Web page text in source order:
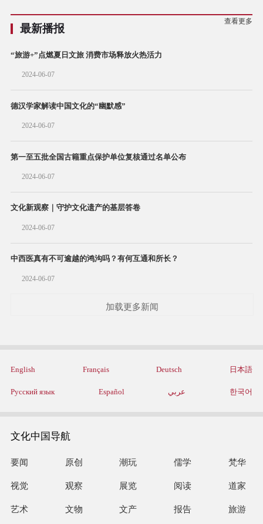
最新播报
查看更多
“旅游+”点燃夏日文旅 消费市场释放火热活力
2024-06-07
德汉学家解读中国文化的“幽默感”
2024-06-07
第一至五批全国古籍重点保护单位复核通过名单公布
2024-06-07
文化新观察｜守护文化遗产的基层答卷
2024-06-07
中西医真有不可逾越的鸿沟吗？有何互通和所长？
2024-06-07
加载更多新闻
English Français Deutsch 日本語
Русский язык Español عربي 한국어
文化中国导航
要闻 原创 潮玩 儒学 梵华
视觉 观察 展览 阅读 道家
艺术 文物 文产 报告 旅游